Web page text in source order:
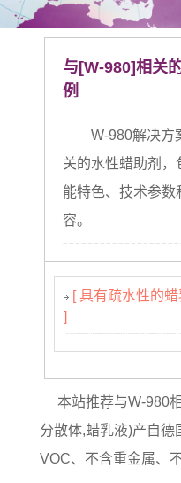
与[W-980]相关
例
W-980解决方
关的水性蜡助剂，
能特色、技术参数
容。
[ 具有疏水性的
]
本站推荐与W-980
分散体,蜡乳液)产自
VOC、不含重金属、